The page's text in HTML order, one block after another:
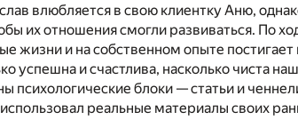
влюбляется в свою клиентку Аню,
их отношения смогли развиваться. По
жизни и на собственном опыте
успешна и счастлива, насколько чиста
психологические блоки — статьи и
реальные материалы своих